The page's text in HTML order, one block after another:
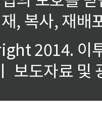
, 복사, 재배
2014. 이
보도자료